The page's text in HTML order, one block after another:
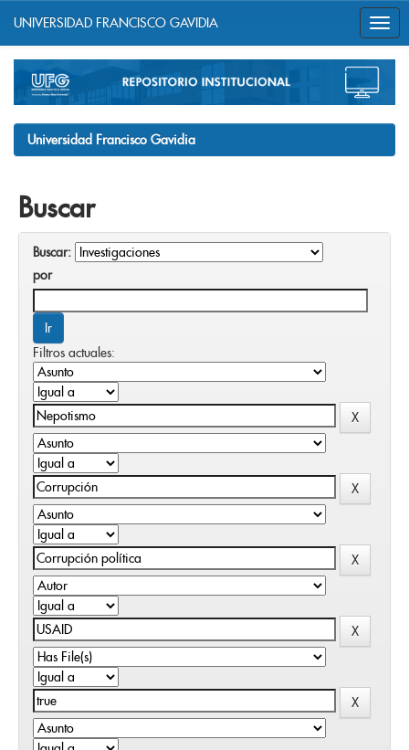
navigation
UNIVERSIDAD FRANCISCO GAVIDIA
Universidad Francisco Gavidia
Buscar
Buscar:
por
Filtros actuales: